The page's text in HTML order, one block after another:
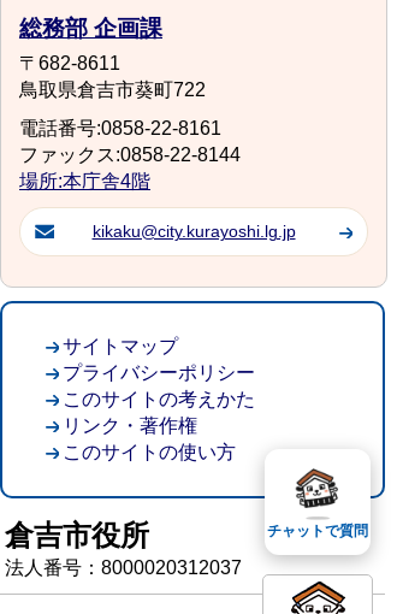
総務部 企画課
〒682-8611
鳥取県倉吉市葵町722
電話番号:0858-22-8161
ファックス:0858-22-8144
場所:本庁舎4階
kikaku@city.kurayoshi.lg.jp
サイトマップ
プライバシーポリシー
このサイトの考えかた
リンク・著作権
このサイトの使い方
倉吉市役所
法人番号：8000020312037
チャットで質問